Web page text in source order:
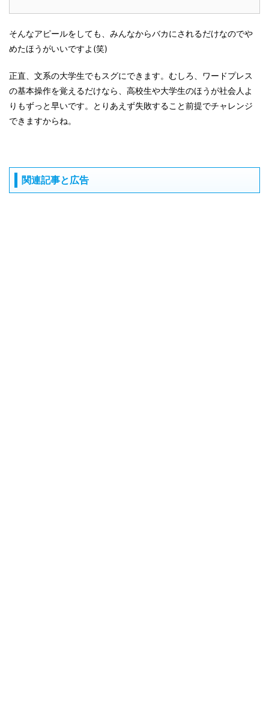
そんなアピールをしても、みんなからバカにされるだけなのでや
めたほうがいいですよ(笑)
正直、文系の大学生でもスグにできます。むしろ、ワードプレス
の基本操作を覚えるだけなら、高校生や大学生のほうが社会人よ
りもずっと早いです。とりあえず失敗すること前提でチャレンジ
できますからね。
関連記事と広告